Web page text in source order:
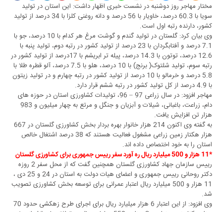
مختار مهاجر روز دوشنبه در نشست خبری اظهار داشت: این استان در تولید
سویا با 60.3 درصد، خاویار با 56 درصد و دانه روغنی کلزا با 34 درصد از تولید
کشور، دارنده رتبه اول است.
وی بیان کرد: گلستان در تولید گندم و گوشت مرغ هر کدام با 10 درصد، جو با
7.1 درصد و آفتابگردان با 23 درصد از تولید کشور در رتبه دوم، تولید پنبه با
12.6 درصد، توتون با 14.3 درصد، پیله تر ابریشم با 17درصد از تولید کشور در
رتبه سوم، تولید شلتوک( برنج) با 10 درصد، هلو با 7.5 درصد، آلو قطره طلا با
5.8 درصد و خرمالو با 10 درصد از تولید کشور در رتبه چهارم و در تولید زیتون
با 4.9 درصد از کل تولید کشور در رتبه ششم قرار دارد.
مهاجر افزود: در سال زراعی 97 – 96، تولیدات کشاورزی استان در حوزه های
دام، زراعت، باغبانی، شیلات و آبزیان و جنگل و مرتع به چهار میلیون و 983
هزار تن افزایش یافت.
به گفته وی اکنون 214 هزار خانوار بهره بردار بخش کشاورزی گلستان در 667
هزار هکتار زمین زراعی مشغول فعالیت هستند که 38 درصد اشتغال خالص
استان را به خود اختصاص داده اند.
*11 هزار و 500 میلیارد ریال ره آورد سفر رییس جمهوری برای کشاورزی گلستان
رییس سازمان جهاد کشاورزی گلستان همچنین گفت که از محل سفر 2 روزه
دکتر روحانی رییس جمهوری و اعضای هیات دولت به استان در 24 و 25 دی ،
11 هزار و 500 میلیارد ریال اعتبار عمرانی برای توسعه بخش کشاورزی تصویب
شد.
وی افزود: از این اعتبار 6 هزار میلیارد ریال برای اجرای طرح زهکشی حدود 70